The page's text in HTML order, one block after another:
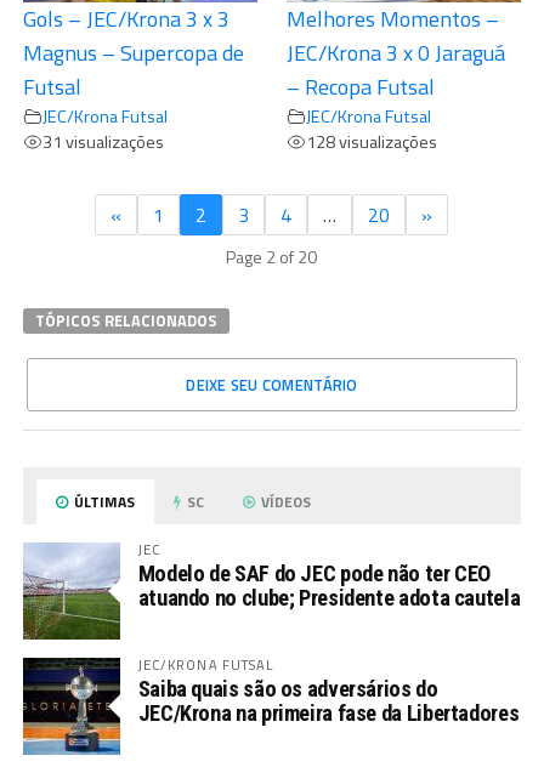
Gols – JEC/Krona 3 x 3
Magnus – Supercopa de
Futsal
JEC/Krona Futsal
31 visualizações
Melhores Momentos –
JEC/Krona 3 x 0 Jaraguá
– Recopa Futsal
JEC/Krona Futsal
128 visualizações
« 1 2 3 4 … 20 »
Page 2 of 20
TÓPICOS RELACIONADOS
DEIXE SEU COMENTÁRIO
ÚLTIMAS SC VÍDEOS
JEC
Modelo de SAF do JEC pode não ter CEO
atuando no clube; Presidente adota cautela
JEC/KRONA FUTSAL
Saiba quais são os adversários do
JEC/Krona na primeira fase da Libertadores